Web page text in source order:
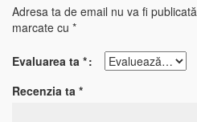
Adresa ta de email nu va fi
marcate cu *
Evaluarea ta *
Recenzia ta *